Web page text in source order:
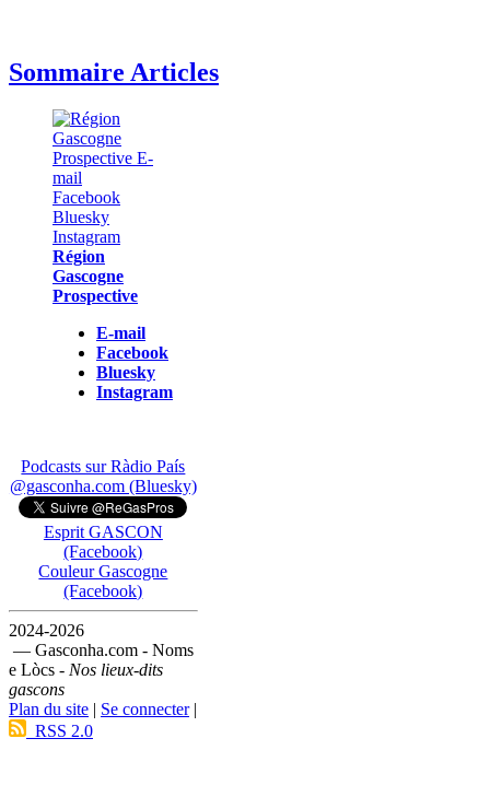
Sommaire Articles
Région
Gascogne
Prospective
E-mail
Facebook
Bluesky
Instagram
Podcasts sur Ràdio País
@gasconha.com (Bluesky)
Esprit GASCON
(Facebook)
Couleur Gascogne
(Facebook)
2024-2026
— Gasconha.com - Noms
e Lòcs - Nos lieux-dits
gascons
Plan du site | Se connecter|
RSS 2.0